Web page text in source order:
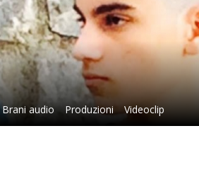
Brani audio Produzioni Videoclip